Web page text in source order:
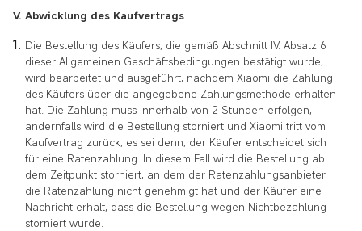
V. Abwicklung des Kaufvertrags
Die Bestellung des Käufers, die gemäß Abschnitt IV. Absatz 6
dieser Allgemeinen Geschäftsbedingungen bestätigt wurde,
wird bearbeitet und ausgeführt, nachdem Xiaomi die Zahlung
des Käufers über die angegebene Zahlungsmethode erhalten
hat. Die Zahlung muss innerhalb von 2 Stunden erfolgen,
andernfalls wird die Bestellung storniert und Xiaomi tritt vom
Kaufvertrag zurück, es sei denn, der Käufer entscheidet sich
für eine Ratenzahlung. In diesem Fall wird die Bestellung ab
dem Zeitpunkt storniert, an dem der Ratenzahlungsanbieter
die Ratenzahlung nicht genehmigt hat und der Käufer eine
Nachricht erhält, dass die Bestellung wegen Nichtbezahlung
storniert wurde.